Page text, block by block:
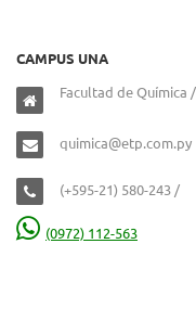
CAMPUS UNA
Facultad de Química
quimica@etp.com.py
(+595-21) 580-243 /
(0972) 112-563